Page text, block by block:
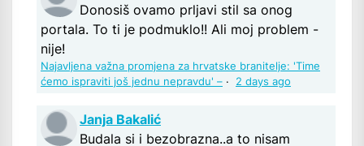
Donosiš ovamo prljavi stil sa onog
portala. To ti je podmuklo!! Ali moj problem -
nije!
Najavljena važna promjena za hrvatske branitelje: 'Time
ćemo ispraviti još jednu nepravdu' – · 2 days ago
Janja Bakalić
Budala si i bezobrazna..a to nisam